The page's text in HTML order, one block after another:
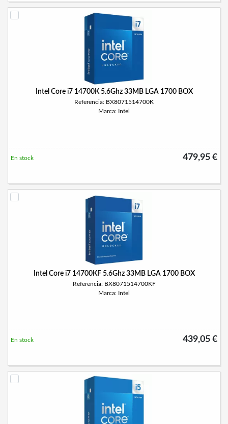
Intel Core i7 14700K 5.6Ghz 33MB LGA 1700 BOX
Referencia: BX8071514700K
Marca: Intel
479,95 €
En stock
Intel Core i7 14700KF 5.6Ghz 33MB LGA 1700 BOX
Referencia: BX8071514700KF
Marca: Intel
439,05 €
En stock